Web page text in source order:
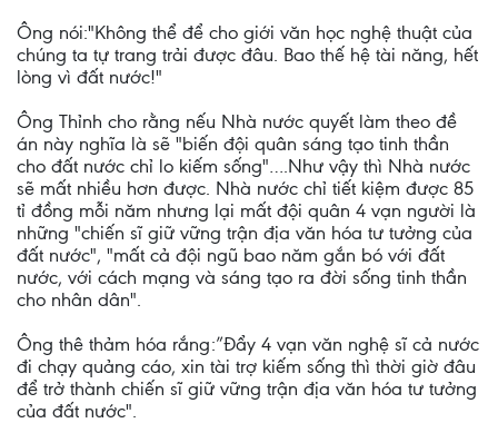
Ông nói:"Không thể để cho giới văn học nghệ thuật của
chúng ta tự trang trải được đâu. Bao thế hệ tài năng, hết
lòng vì đất nước!"
Ông Thỉnh cho rằng nếu Nhà nước quyết làm theo đề
án này nghĩa là sẽ "biến đội quân sáng tạo tinh thần
cho đất nước chỉ lo kiếm sống"….Như vậy thì Nhà nước
sẽ mất nhiều hơn được. Nhà nước chỉ tiết kiệm được 85
tỉ đồng mỗi năm nhưng lại mất đội quân 4 vạn người là
những "chiến sĩ giữ vững trận địa văn hóa tư tưởng của
đất nước", "mất cả đội ngũ bao năm gắn bó với đất
nước, với cách mạng và sáng tạo ra đời sống tinh thần
cho nhân dân".
Ông thê thảm hóa rắng:”Đẩy 4 vạn văn nghệ sĩ cả nước
đi chạy quảng cáo, xin tài trợ kiếm sống thì thời giờ đâu
để trở thành chiến sĩ giữ vững trận địa văn hóa tư tưởng
của đất nước".